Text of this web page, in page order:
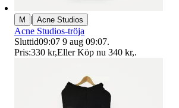
M | Acne Studios
Acne Studios-tröja
Sluttid09:07 9 aug 09:07.
Pris:330 kr,Eller Köp nu 340 kr,.